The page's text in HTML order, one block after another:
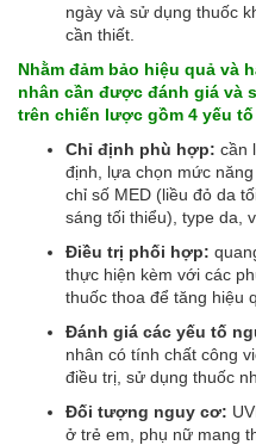
ngày và sử dụng thuốc
cần thiết.
Nhằm đảm bảo hiệu quả và
nhân cần được đánh giá và
trên chiến lược gồm 4 yếu
Chỉ định phù hợp: cần
định, lựa chọn mức
chỉ số MED (liều đỏ da
sáng tối thiểu), type da,
Điều trị phối hợp:
thực hiện kèm với các
thuốc thoa để tăng hiệu
Đánh giá các yếu tố
nhân có tính chất công
điều trị, sử dụng thuốc
Đối tượng nguy cơ:
ở trẻ em, phụ nữ mang